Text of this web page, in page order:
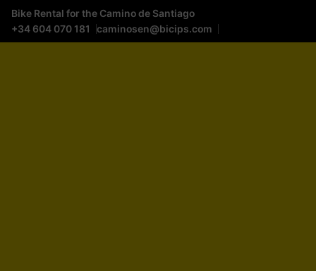
Bike Rental for the Camino de Santiago
+34 604 070 181
caminosen@bicips.com